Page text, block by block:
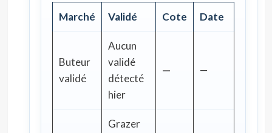
Marché Validé Cote Date
Buteur
validé
Aucun
validé
détecté
hier
— —
Grazer